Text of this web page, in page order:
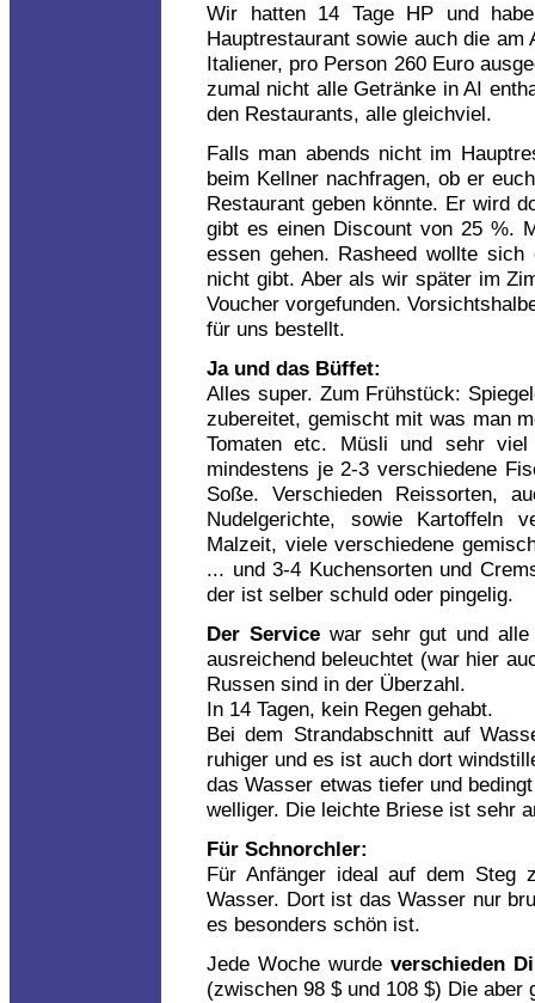
Wir hatten 14 Tage HP und
Hauptrestaurant sowie auch die
Italiener, pro Person 260 Euro
zumal nicht alle Getränke in AI
den Restaurants, alle gleichviel.
Falls man abends nicht im
beim Kellner nachfragen, ob er
Restaurant geben könnte. Er wird
gibt es einen Discount von 25 %.
essen gehen. Rasheed wollte
nicht gibt. Aber als wir später im
Voucher vorgefunden.
für uns bestellt.
Ja und das Büffet:
Alles super. Zum Frühstück:
zubereitet, gemischt mit was man
Tomaten etc. Müsli und sehr
mindestens je 2-3 verschiedene
Soße. Verschieden Reissorten,
Nudelgerichte, sowie Kartoffeln
Malzeit, viele verschiedene
... und 3-4 Kuchensorten und
der ist selber schuld oder pingelig.
Der Servicewar sehr gut und alle
ausreichend beleuchtet (war hier
Russen sind in der Überzahl.
In 14 Tagen, kein Regen gehabt.
Bei dem Strandabschnitt auf
ruhiger und es ist auch dort
das Wasser etwas tiefer und
welliger. Die leichte Briese ist sehr
Für Schnorchler:
Für Anfänger ideal auf dem Steg
Wasser. Dort ist das Wasser nur
es besonders schön ist.
Jede Woche wurde verschieden
(zwischen 98 $ und 108 $) Die aber